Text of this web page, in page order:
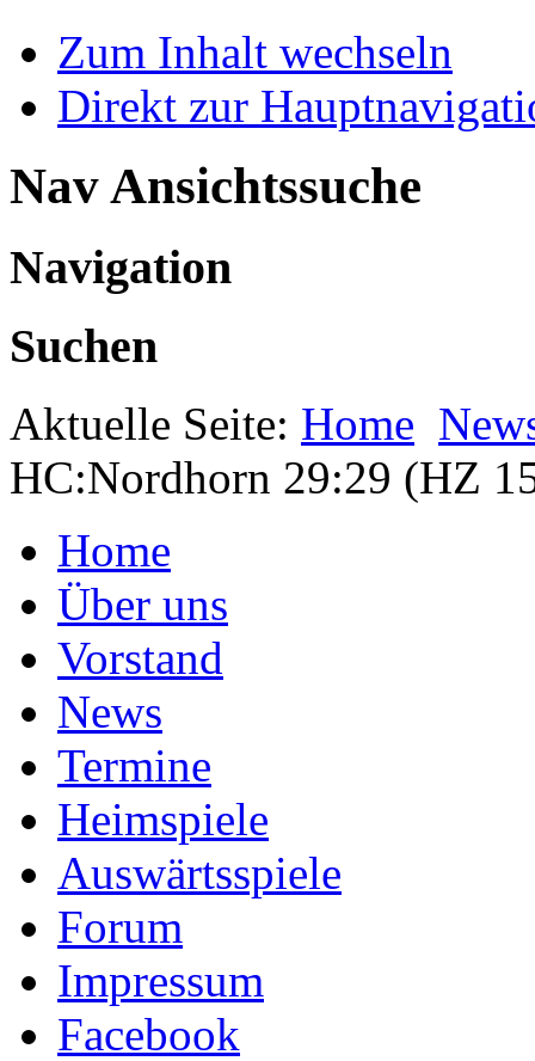
Zum Inhalt wechseln
Direkt zur
Nav Ansichtssuche
Navigation
Suchen
Aktuelle Seite: Home
HC:Nordhorn 29:29 (HZ
Home
Über uns
Vorstand
News
Termine
Heimspiele
Auswärtsspiele
Forum
Impressum
Facebook